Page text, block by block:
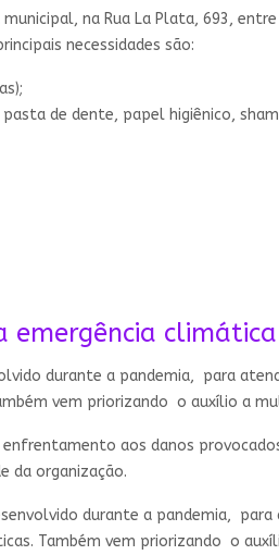
na Rua La Plata, 693, entre
necessidades são:
de dente, papel higiênico,
climática
durante a pandemia, para
vem priorizando o auxílio a
aos danos
da organização.
durante a pandemia,
Também vem priorizando o